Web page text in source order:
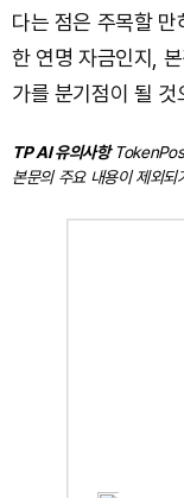
다는 점은 주목할
한 연명 자금인지,
가를 분기점이 될 것
TP AI 유의사항
본문의 주요 내용이 제외